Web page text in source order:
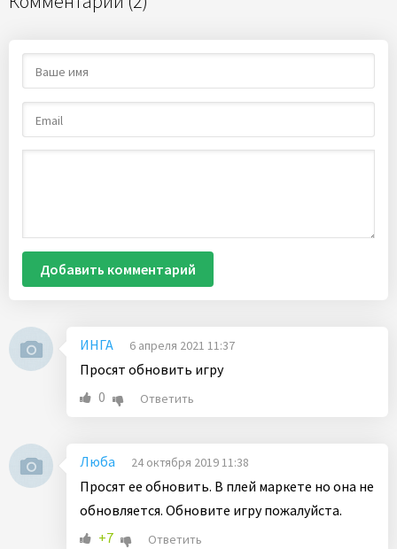
Добавить комментарий
ИНГА 6 апреля 2021 11:37
Просят обновить игру
0
Ответить
Люба 24 октября 2019 11:38
Просят ее обновить. В плей маркете но она не
обновляется. Обновите игру пожалуйста.
+7
Ответить